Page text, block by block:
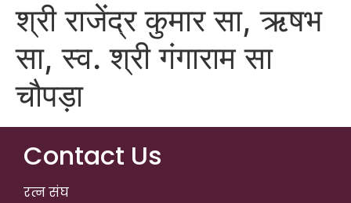
श्री राजेंद्र कुमार सा, ऋषभ
सा, स्व. श्री गंगाराम सा
चौपड़ा
Contact Us
रत्न संघ